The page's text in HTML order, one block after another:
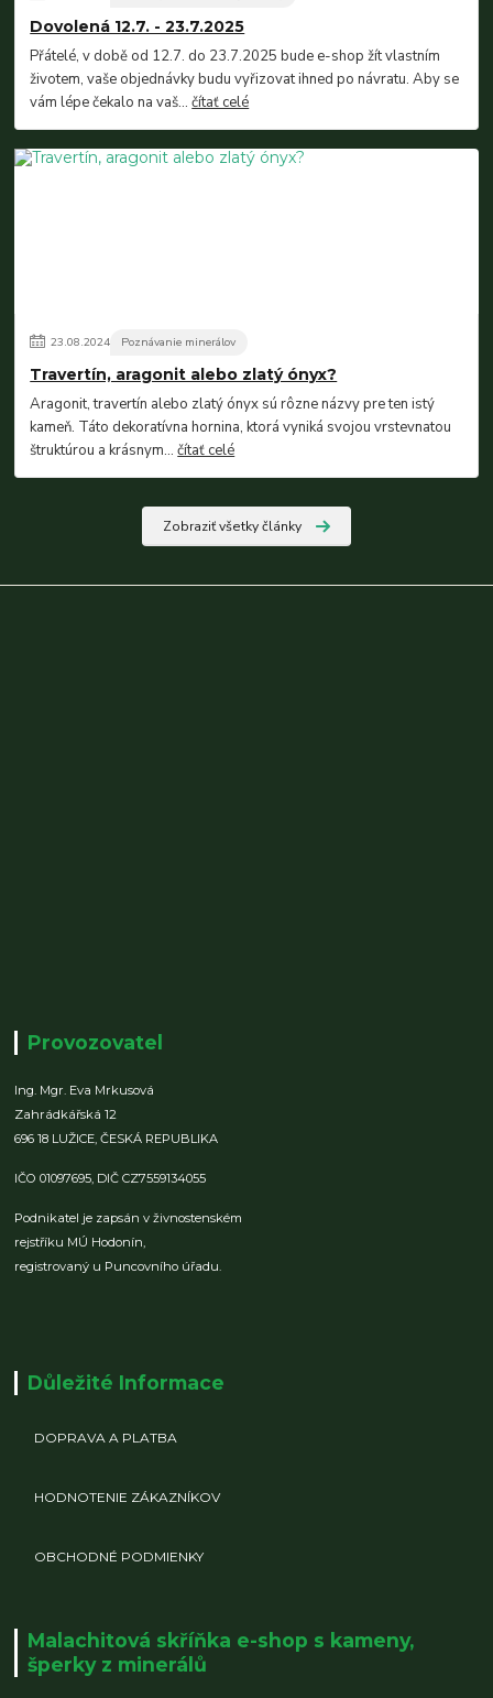
Dovolená 12.7. - 23.7.2025
Přátelé, v době od 12.7. do 23.7.2025 bude e-shop žít vlastním
životem, vaše objednávky budu vyřizovat ihned po návratu. Aby se
vám lépe čekalo na vaš...čítať celé
23.08.2024 Poznávanie minerálov
Travertín, aragonit alebo zlatý ónyx?
Aragonit, travertín alebo zlatý ónyx sú rôzne názvy pre ten istý
kameň. Táto dekoratívna hornina, ktorá vyniká svojou vrstevnatou
štruktúrou a krásnym...čítať celé
Zobraziť všetky články
Provozovatel
Ing. Mgr. Eva Mrkusová
Zahrádkářská 12
696 18 LUŽICE,ČESKÁ REPUBLIKA
IČO 01097695, DIČ CZ7559134055
Podnikatel je zapsán v živnostenském
rejstříku MÚ Hodonín,
registrovaný u Puncovního úřadu.
Důležité Informace
DOPRAVA A PLATBA
HODNOTENIE ZÁKAZNÍKOV
OBCHODNÉ PODMIENKY
Malachitová skříňka e-shop s kameny,
šperky z minerálů